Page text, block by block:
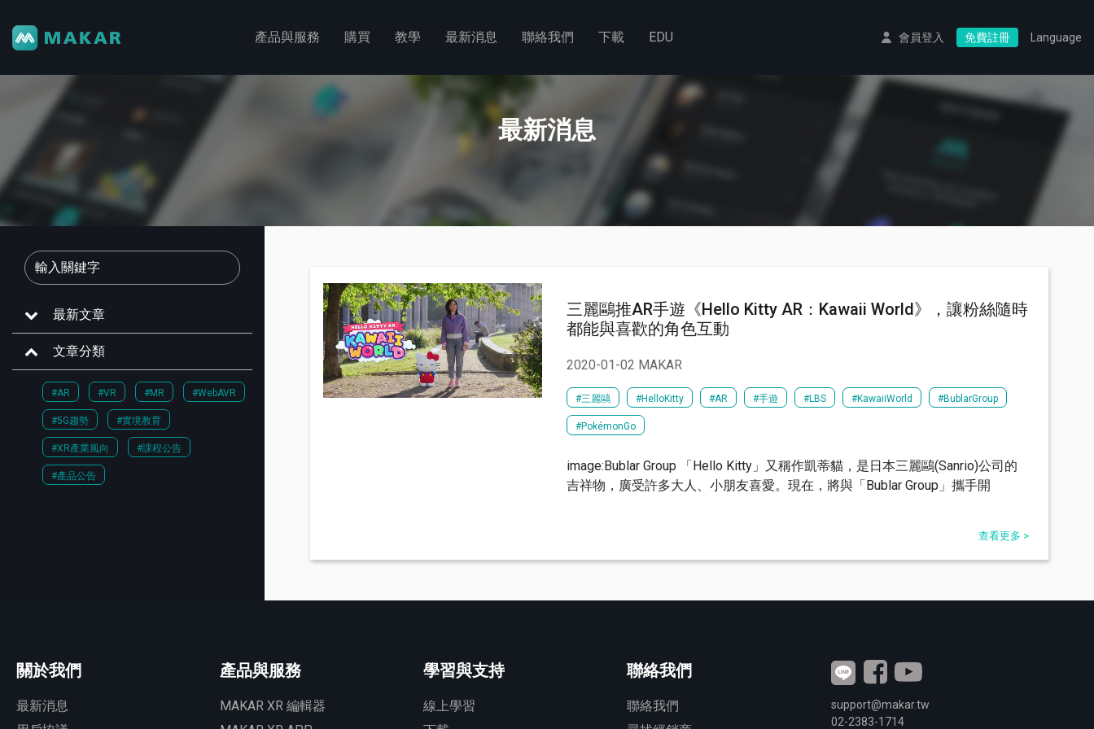
產品與服務 購買 教學 最新消息 聯絡我們 下載 EDU 會員登入 免費註冊 Language
最新消息
最新文章
文章分類
#AR #VR #MR #WebAVR
#5G趨勢 #實境教育
#XR產業風向 #課程公告
#產品公告
​三麗鷗推AR手遊《Hello Kitty AR：Kawaii World》，讓粉絲隨時
都能與喜歡的角色互動
2020-01-02 MAKAR
#​三麗鷗 #HelloKitty #AR #手遊 #LBS #KawaiiWorld #BublarGroup
#PokémonGo
image:Bublar Group 「Hello Kitty」又稱作凱蒂貓，是日本三麗鷗(Sanrio)公司的
吉祥物，廣受許多大人、小朋友喜愛。現在，將與「Bublar Group」攜手開
查看更多 >
關於我們
最新消息
產品與服務
MAKAR XR 編輯器
學習與支持
線上學習
聯絡我們
聯絡我們
support@makar.tw
02-2383-1714